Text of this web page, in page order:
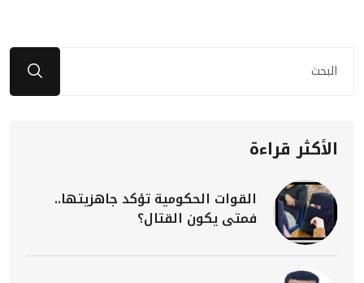
الأكثر قراءة
القوات الحكومية تؤكد جاهزيتها..
فمتى يكون القتال؟